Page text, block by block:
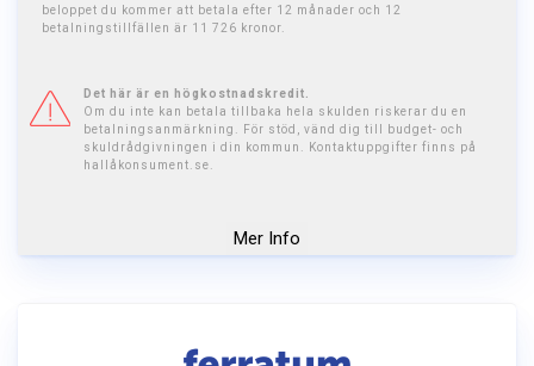
beloppet du kommer att betala efter 12 månader och 12
betalningstillfällen är 11 726 kronor.
Det här är en högkostnadskredit.
Om du inte kan betala tillbaka hela skulden riskerar du en
betalningsanmärkning. För stöd, vänd dig till budget- och
skuldrådgivningen i din kommun. Kontaktuppgifter finns på
hallåkonsument.se.
Mer Info